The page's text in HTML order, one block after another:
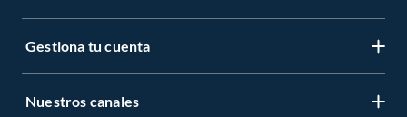
Gestiona tu cuenta
Nuestros canales